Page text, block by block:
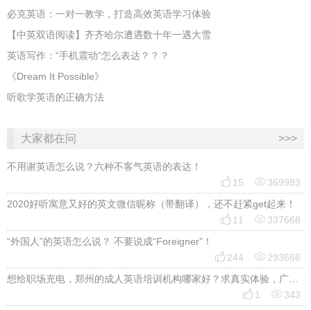
必克英语：一对一教学，打造高效英语学习体验
【中英双语阅读】齐齐哈尔遭遇数十年一遇大雪
英语写作：“手机震动”怎么表达？？？
《Dream It Possible》
听歌学英语的正确方法
大家都在问 >>>
不用谢英语怎么说？六种不客气英语的表达！
 15 369993
2020好听寓意又好的英文微信昵称（带翻译），还不赶紧get起来！
 11 337668
“外国人”的英语怎么说？ 不要说成“Foreigner”！
 244 293666
想给职场充电，郑州的成人英语培训机构哪家好？求真实体验，广告勿扰，感谢！
 1 343